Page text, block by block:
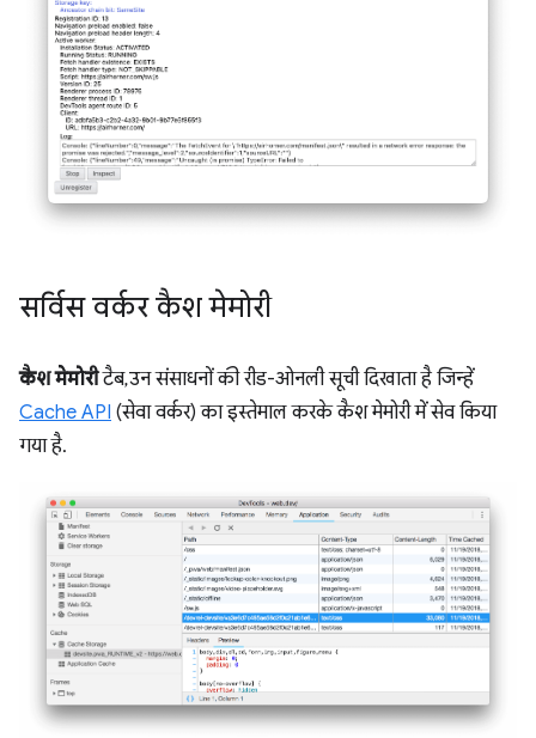
सर्विस वर्कर कैश मेमोरी
कैश मेमोरीटैब, उन संसाधनों की रीड-ओनली सूची दिखाता है जिन्हें
Cache API (सेवा वर्कर) का इस्तेमाल करके कैश मेमोरी में सेव किया
गया है.